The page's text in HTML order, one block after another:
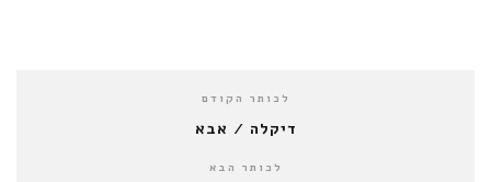
לכותר הקודם
דיקלה / אבא
לכותר הבא